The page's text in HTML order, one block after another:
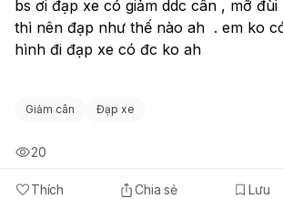
bs ơi đạp xe có giảm ddc cân , mỡ
thì nên đạp như thế nào ah  . em ko
hình đi đạp xe có đc ko ah
Giảm cân Đạp xe
Thích Chia sẻ Lưu
20